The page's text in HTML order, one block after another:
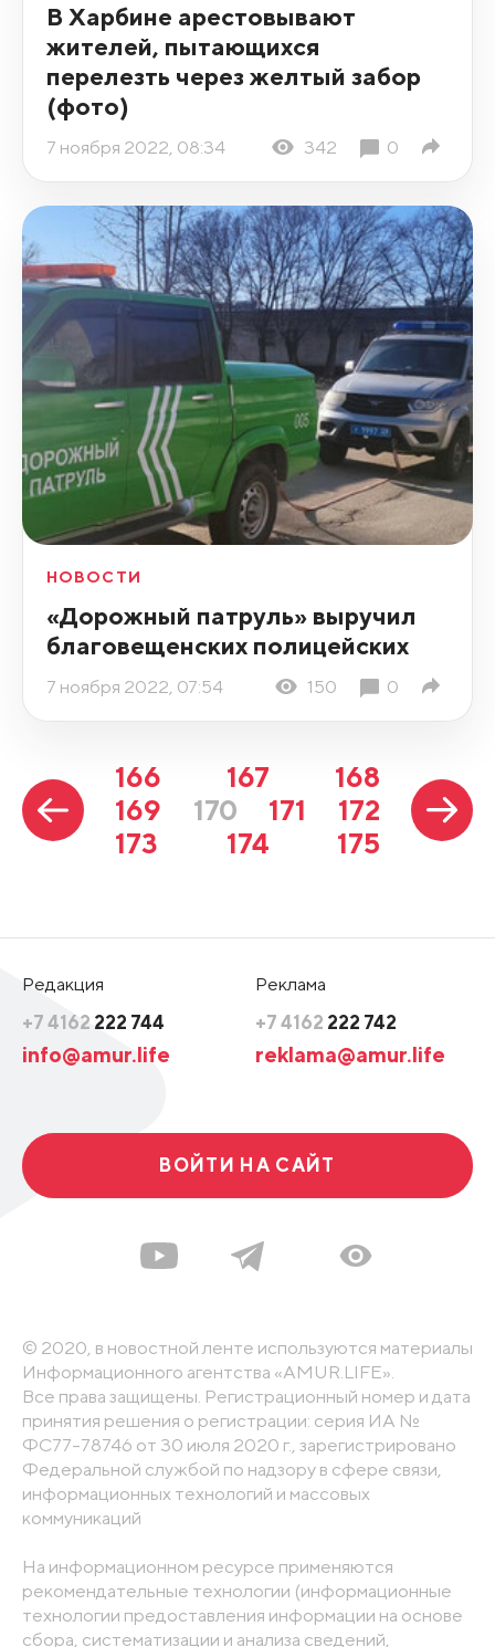
В Харбине арестовывают
жителей, пытающихся
перелезть через желтый забор
(фото)
7 ноября 2022, 08:34 342 0
НОВОСТИ
«Дорожный патруль» выручил
благовещенских полицейских
7 ноября 2022, 07:54 150 0
166 167
168
169
170 171
172
173
174 175
Редакция
+7 4162 222 744
info@amur.life
Реклама
+7 4162 222 742
reklama@amur.life
ВОЙТИ НА САЙТ
© 2020, в новостной ленте используются материалы
Информационного агентства «AMUR.LIFE».
Все права защищены. Регистрационный номер и дата
принятия решения о регистрации: серия ИА №
ФС77-78746 от 30 июля 2020 г., зарегистрировано
Федеральной службой по надзору в сфере связи,
информационных технологий и массовых
коммуникаций
На информационном ресурсе применяются
рекомендательные технологии (информационные
технологии предоставления информации на основе
сбора, систематизации и анализа сведений,